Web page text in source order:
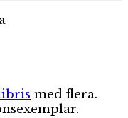
med flera.